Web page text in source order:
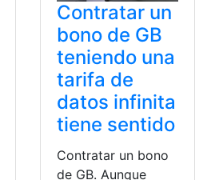
Contratar un
bono de GB
teniendo una
tarifa de
datos infinita
tiene sentido
Contratar un bono
de GB. Aunque